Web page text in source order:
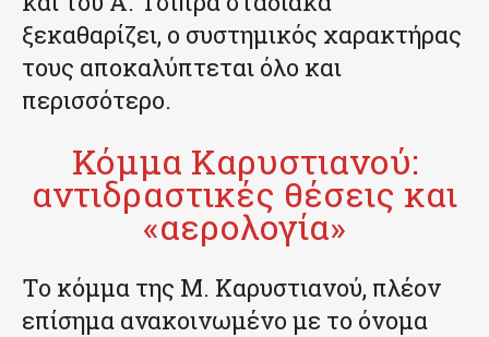
ξεκαθαρίζει, ο συστημικός χαρακτήρας
τους αποκαλύπτεται όλο και
περισσότερο.
Κόμμα Καρυστιανού:
αντιδραστικές θέσεις και
«αερολογία»
Το κόμμα της Μ. Καρυστιανού, πλέον
επίσημα ανακοινωμένο με το όνομα